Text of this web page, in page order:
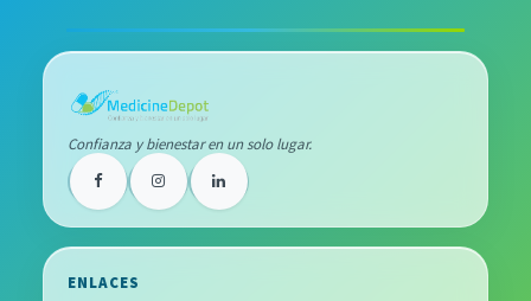
Confianza y bienestar en un solo lugar.
ENLACES